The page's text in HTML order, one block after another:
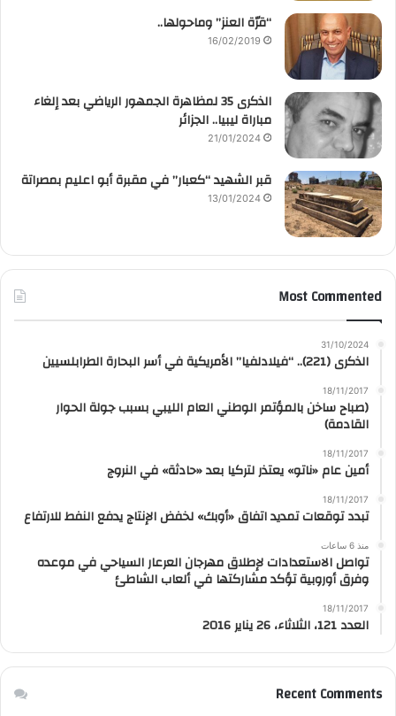
“قرّة العنز” وماحولها..
16/02/2019
الذكرى 35 لمظاهرة الجمهور الرياضي بعد إلغاء
مباراة ليبيا.. الجزائر
21/01/2024
قبر الشهيد “كعبار” في مقبرة أبو اعليم بمصراتة
13/01/2024
Most Commented
31/10/2024
الذكرى (221).. “فيلادلفيا” الأمريكية في أسر البحارة الطرابلسيين
18/11/2017
(صباح ساخن بالمؤتمر الوطني العام الليبي بسبب جولة الحوار
القادمة)
18/11/2017
أمين عام «ناتو» يعتذر لتركيا بعد «حادثة» في النروج
18/11/2017
تبدد توقعات تمديد اتفاق «أوبك» لخفض الإنتاج يدفع النفط للارتفاع
منذ 6 ساعات
تواصل الاستعدادات لإطلاق مهرجان العرعار السياحي في موعده
وفرق أوروبية تؤكد مشاركتها في ألعاب الشاطئ
18/11/2017
العدد 121، الثلاثاء، 26 يناير 2016
Recent Comments